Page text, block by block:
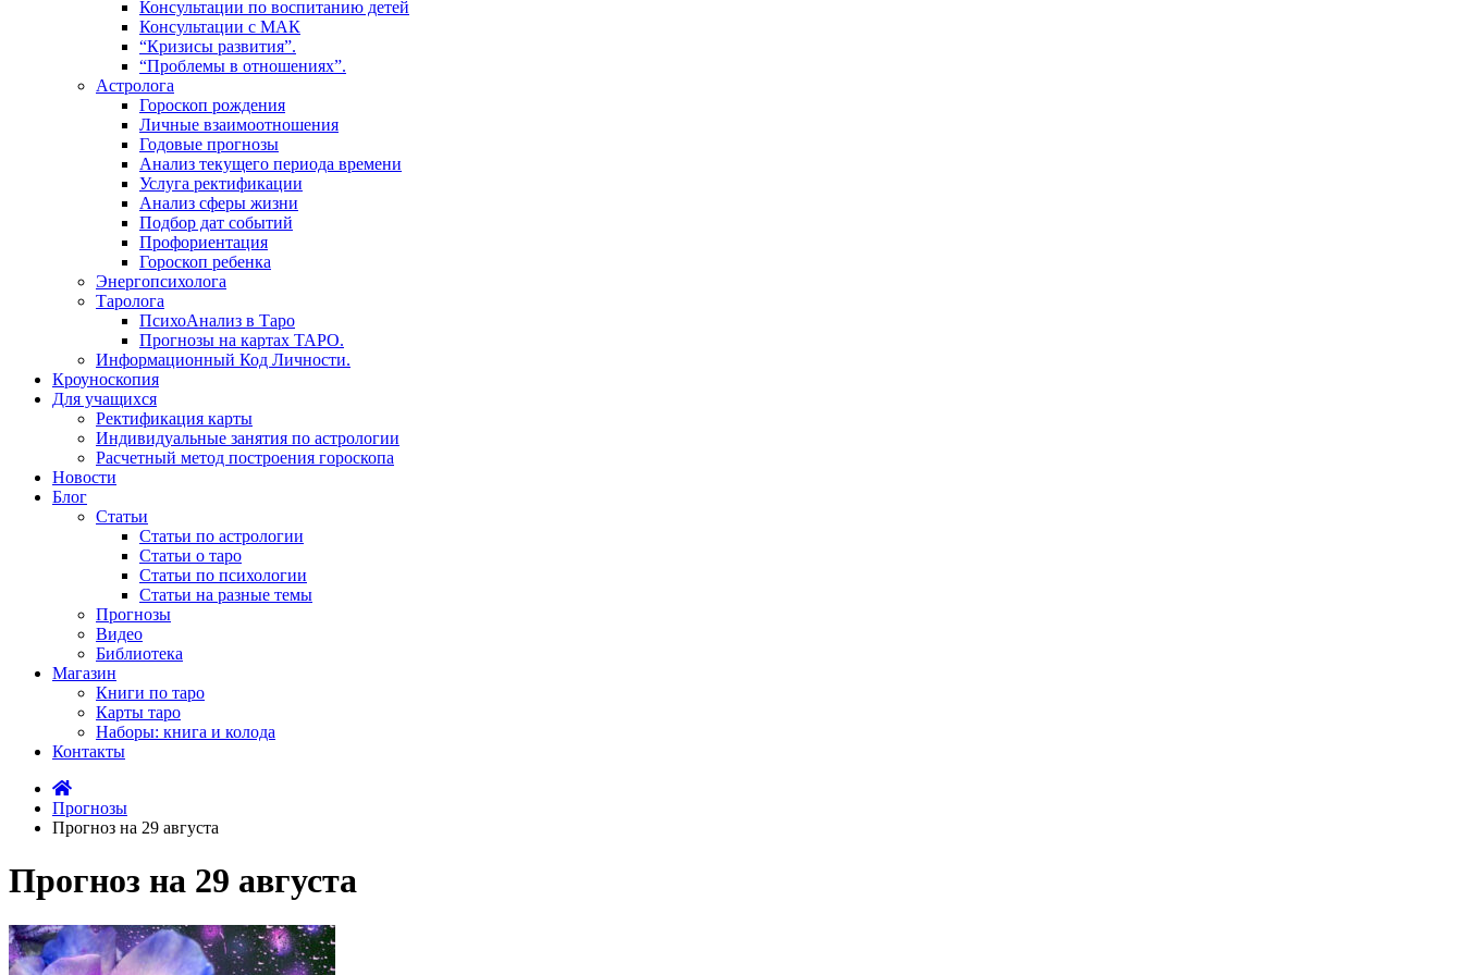
Консультации по воспитанию детей
Консультации с МАК
“Кризисы развития”.
“Проблемы в отношениях”.
Астролога
Гороскоп рождения
Личные взаимоотношения
Годовые прогнозы
Анализ текущего периода времени
Услуга ректификации
Анализ сферы жизни
Подбор дат событий
Профориентация
Гороскоп ребенка
Энергопсихолога
Таролога
ПсихоАнализ в Таро
Прогнозы на картах ТАРО.
Информационный Код Личности.
Кроуноскопия
Для учащихся
Ректификация карты
Индивидуальные занятия по астрологии
Расчетный метод построения гороскопа
Новости
Блог
Статьи
Статьи по астрологии
Статьи о таро
Статьи по психологии
Статьи на разные темы
Прогнозы
Видео
Библиотека
Магазин
Книги по таро
Карты таро
Наборы: книга и колода
Контакты
Прогнозы
Прогноз на 29 августа
Прогноз на 29 августа